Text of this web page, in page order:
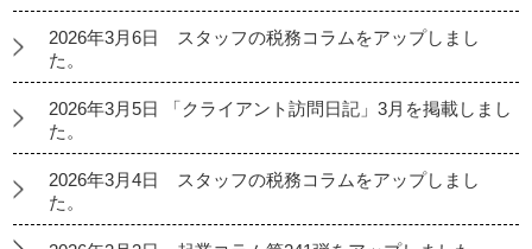
2026年3月6日 スタッフの税務コラムをアップしまし
た。
2026年3月5日 「クライアント訪問日記」3月を掲載しまし
た。
2026年3月4日 スタッフの税務コラムをアップしまし
た。